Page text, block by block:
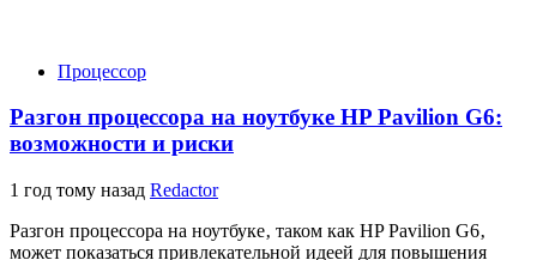
Процессор
Разгон процессора на ноутбуке HP Pavilion G6:
возможности и риски
1 год тому назад Redactor
Разгон процессора на ноутбуке‚ таком как HP Pavilion G6‚
может показаться привлекательной идеей для повышения